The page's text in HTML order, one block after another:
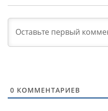
0 КОММЕНТАРИЕВ